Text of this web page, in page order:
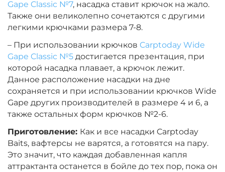
Gape Classic №7, насадка ставит крючок на жало.
Также они великолепно сочетаются с другими
легкими крючками размера 7-8.
– При использовании крючков Carptoday Wide
Gape Classic №5 достигается презентация, при
которой насадка плавает, а крючок лежит.
Данное расположение насадки на дне
сохраняется и при использовании крючков Wide
Gape других производителей в размере 4 и 6, а
также остальных форм крючков №2-6.
Приготовление: Как и все насадки Carptoday
Baits, вафтерсы не варятся, а готовятся на пару.
Это значит, что каждая добавленная капля
аттрактанта останется в бойле до тех пор, пока он